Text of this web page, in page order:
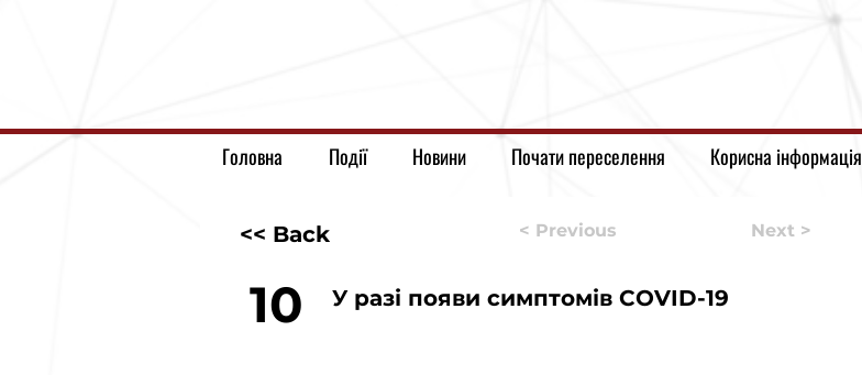
Головна Події Новини Почати переселення Корисна інформація
<< Back < Previous Next >
10 У разі появи симптомів COVID-19